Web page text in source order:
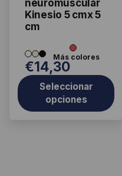
neuromuscular
Kinesio 5 cmx 5
cm
€14,30
Seleccionar
opciones
elegir
en
página
de
producto